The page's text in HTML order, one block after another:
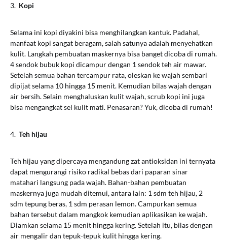
3. Kopi
Selama ini kopi diyakini bisa menghilangkan kantuk. Padahal,
manfaat kopi sangat beragam, salah satunya adalah menyehatkan
kulit. Langkah pembuatan maskernya bisa banget dicoba di rumah.
4 sendok bubuk kopi dicampur dengan 1 sendok teh air mawar.
Setelah semua bahan tercampur rata, oleskan ke wajah sembari
dipijat selama 10 hingga 15 menit. Kemudian bilas wajah dengan
air bersih. Selain menghaluskan kulit wajah, scrub kopi ini juga
bisa mengangkat sel kulit mati. Penasaran? Yuk, dicoba di rumah!
4. Teh hijau
Teh hijau yang dipercaya mengandung zat antioksidan ini ternyata
dapat mengurangi risiko radikal bebas dari paparan sinar
matahari langsung pada wajah. Bahan-bahan pembuatan
maskernya juga mudah ditemui, antara lain: 1 sdm teh hijau, 2
sdm tepung beras, 1 sdm perasan lemon. Campurkan semua
bahan tersebut dalam mangkok kemudian aplikasikan ke wajah.
Diamkan selama 15 menit hingga kering. Setelah itu, bilas dengan
air mengalir dan tepuk-tepuk kulit hingga kering.